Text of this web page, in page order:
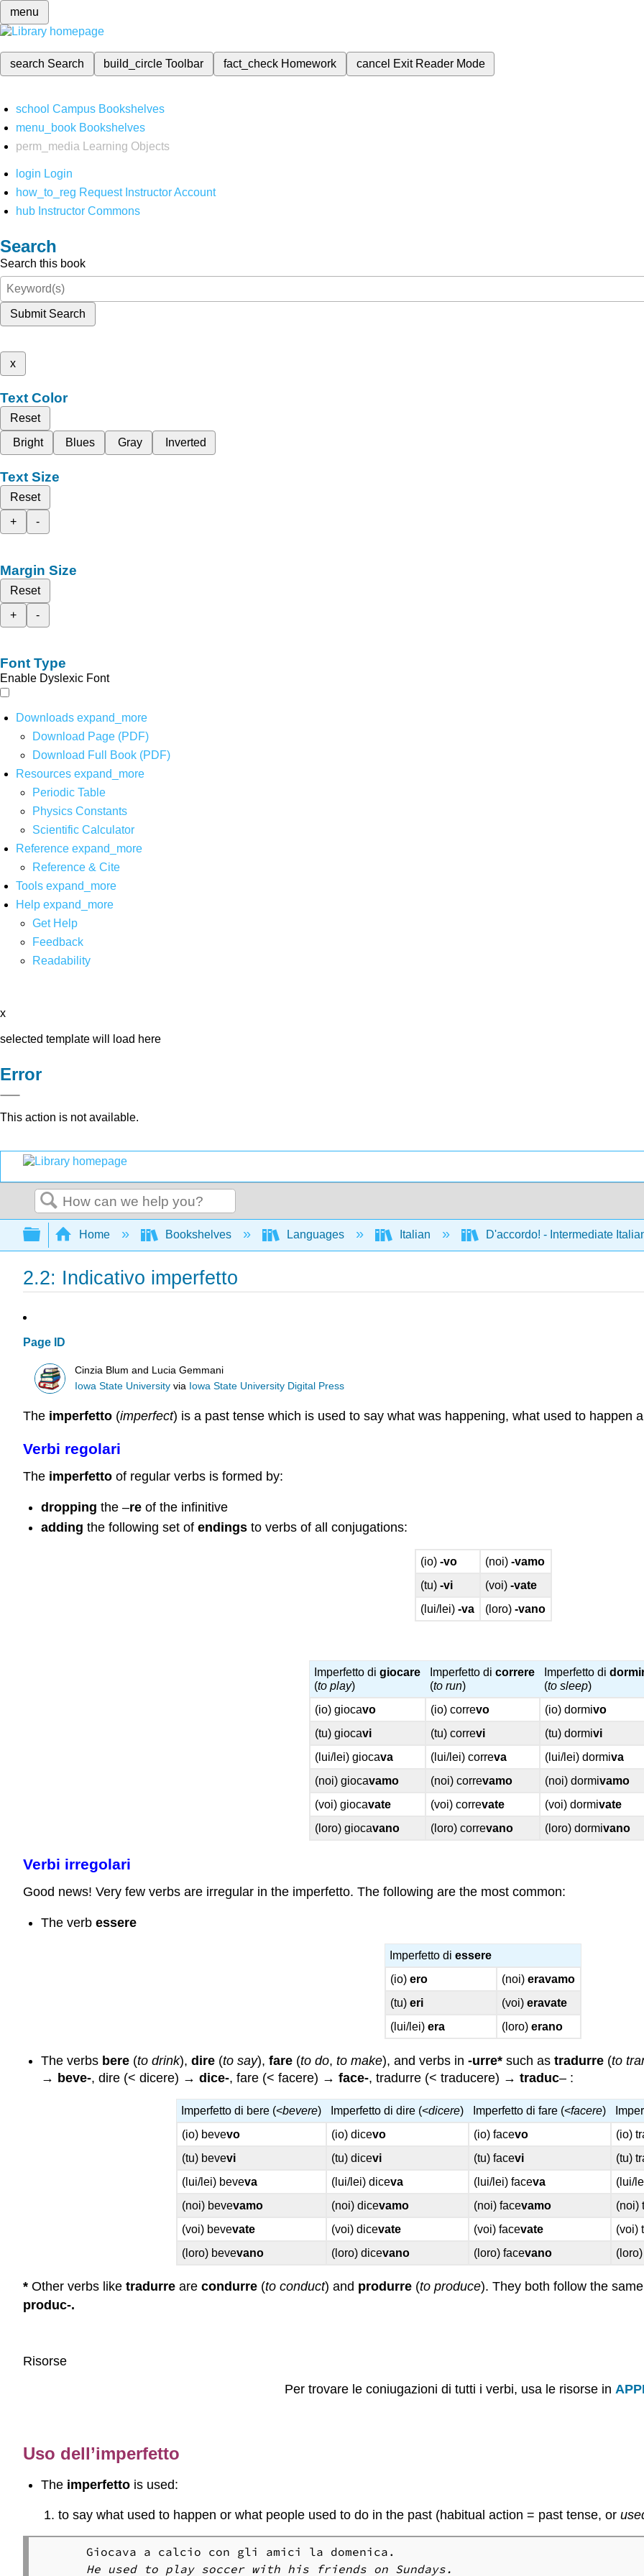
menu
search Search build_circleToolbar fact_check Homework cancel Exit Reader Mode
school Campus Bookshelves
menu_book Bookshelves
perm_media
Learning Objects
login Login
how_to_reg Request Instructor Account
hub Instructor Commons
Search
Search this book
Submit Search
x
Text Color
Reset
Bright
Blues Gray Inverted
Text Size
Reset
+
-
Margin Size
Reset
+
-
Font Type
Enable Dyslexic Font
Downloads expand_more
Download Page (PDF)
Download Full Book (PDF)
Resources expand_more
Periodic Table
Physics Constants
Scientific Calculator
Reference expand_more
Reference & Cite
Tools expand_more
Help expand_more
Get Help
Feedback
Readability
x
selected template will load here
Error
This action is not available.
Search
Expand/collapse global hierarchy
Home Bookshelves Languages Italian D'accordo! - Intermediate
2.2: Indicativo imperfetto
Page ID
Cinzia Blum and Lucia Gemmani
Iowa State University via Iowa State University Digital Press
The imperfetto (imperfect) is a past tense which is used to say what was happening, what used to happen
Verbi regolari
The imperfetto of regular verbs is formed by:
dropping the –reof the infinitive
adding the following set of endingsto verbs of all conjugations:
(io) -vo (noi) -vamo
(tu) -vi (voi) -vate
(lui/lei) -va (loro) -vano
Imperfetto di giocare
(to play)
Imperfetto di correre
(to run)
Imperfetto di
(to sleep)
(io) giocavo (io) correvo (io) dormivo
(tu) giocavi (tu) correvi (tu) dormivi
(lui/lei) giocava (lui/lei) correva (lui/lei) dormiva
(noi) giocavamo (noi) correvamo (noi) dormivamo
(voi) giocavate (voi) correvate (voi) dormivate
(loro) giocavano (loro) correvano (loro) dormivano
Verbi irregolari
Good news! Very few verbs are irregular in the imperfetto. The following are the most common:
The verb essere
Imperfetto diessere
(io)ero (noi)eravamo
(tu)eri (voi)eravate
(lui/lei)era (loro)erano
The verbs bere(to drink), dire(to say), fare(to do, to make), and verbs in -urre*such as tradurre(to
→ beve-, dire (< dicere) → dice-, fare (< facere) → face-, tradurre (< traducere) → traduc– :
Imperfetto di bere (<bevere) Imperfetto di dire (<dicere) Imperfetto di fare (<facere)
(io) bevevo (io) dicevo (io) facevo
(io)
(tu) bevevi (tu) dicevi (tu) facevi
(tu)
(lui/lei) beveva (lui/lei) diceva (lui/lei) faceva
(lui/
(noi) bevevamo (noi) dicevamo (noi) facevamo
(noi)
(voi) bevevate (voi) dicevate (voi) facevate
(voi)
(loro) bevevano (loro) dicevano (loro) facevano
* Other verbs like tradurre are condurre (to conduct) and produrre (to produce). They both follow the
produc-.
Risorse
Per trovare le coniugazioni di tutti i verbi, usa le risorse in
Uso dell’imperfetto
The imperfettois used:
to say what used to happen or what people used to do in the past (habitual action = past tense, or
He used to play soccer with his friends on Sundays.